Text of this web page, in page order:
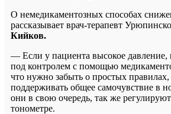
О немедикаментозных способах
рассказывает врач-терапевт
Кийков.
— Если у пациента высокое давление,
под контролем с помощью
что нужно забыть о простых
поддерживать общее самочувствие в
они в свою очередь, так же
тонометре.